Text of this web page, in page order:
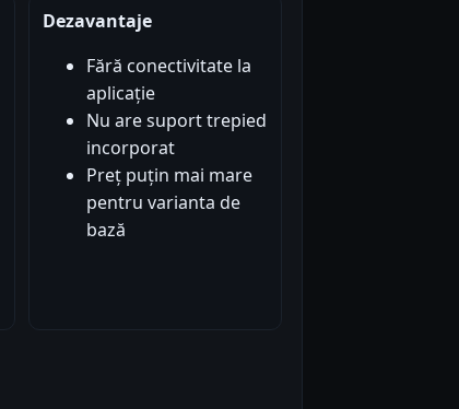
Dezavantaje
Fără conectivitate la
aplicație
Nu are suport trepied
incorporat
Preț puțin mai mare
pentru varianta de
bază